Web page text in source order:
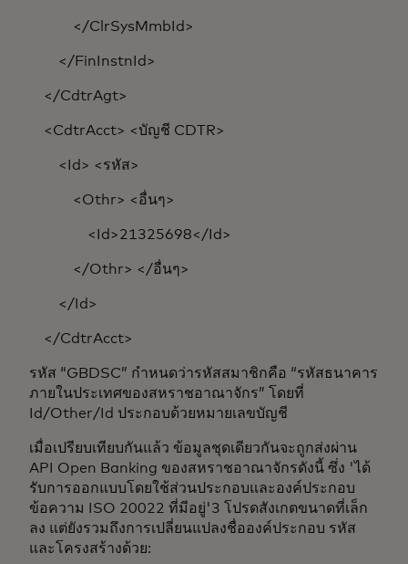
</ClrSysMmbId>
</FinInstnId>
</CdtrAgt>
<CdtrAcct> <บัญชี CDTR>
<Id> <รหัส>
<Othr> <อื่นๆ>
<Id>21325698</Id>
</Othr> </อื่นๆ>
</Id>
</CdtrAcct>
รหัส “GBDSC” กำหนดว่ารหัสสมาชิกคือ “รหัสธนาคาร
ภายในประเทศของสหราชอาณาจักร” โดยที่
Id/Other/Id ประกอบด้วยหมายเลขบัญชี
เมื่อเปรียบเทียบกันแล้ว ข้อมูลชุดเดียวกันจะถูกส่งผ่าน
API Open Banking ของสหราชอาณาจักรดังนี้ ซึ่ง 'ได้
รับการออกแบบโดยใช้ส่วนประกอบและองค์ประกอบ
ข้อความ ISO 20022 ที่มีอยู่'3 โปรดสังเกตขนาดที่เล็ก
ลง แต่ยังรวมถึงการเปลี่ยนแปลงชื่อองค์ประกอบ รหัส
และโครงสร้างด้วย: